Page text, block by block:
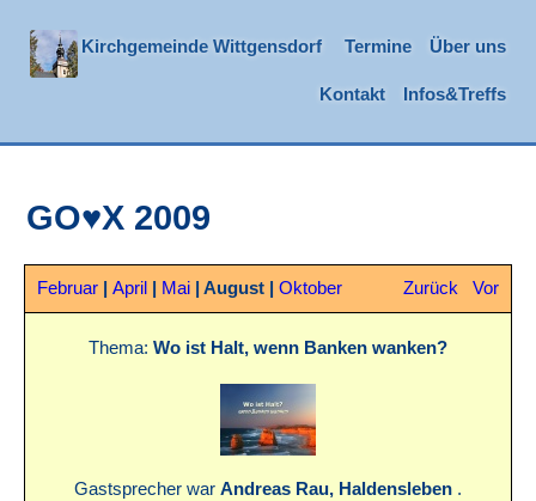
Kirchgemeinde Wittgensdorf Termine Über uns
Kontakt Infos&Treffs
GO♥X 2009
Februar April Mai August Oktober Zurück Vor
Thema: Wo ist Halt, wenn Banken wanken?
Gastsprecher war Andreas Rau, Haldensleben .